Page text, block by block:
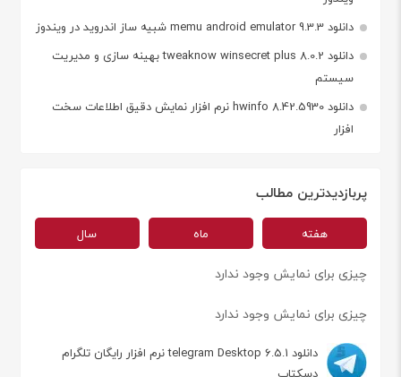
دانلود memu android emulator 9.3.3 شبیه ساز اندروید در ویندوز
دانلود tweaknow winsecret plus 8.0.2 بهینه سازی و مدیریت
سیستم
دانلود hwinfo 8.42.5930 نرم افزار نمایش دقیق اطلاعات سخت
افزار
پربازدیدترین مطالب
هفته ماه سال
چیزی برای نمایش وجود ندارد
چیزی برای نمایش وجود ندارد
دانلود telegram Desktop 6.5.1 نرم افزار رایگان تلگرام